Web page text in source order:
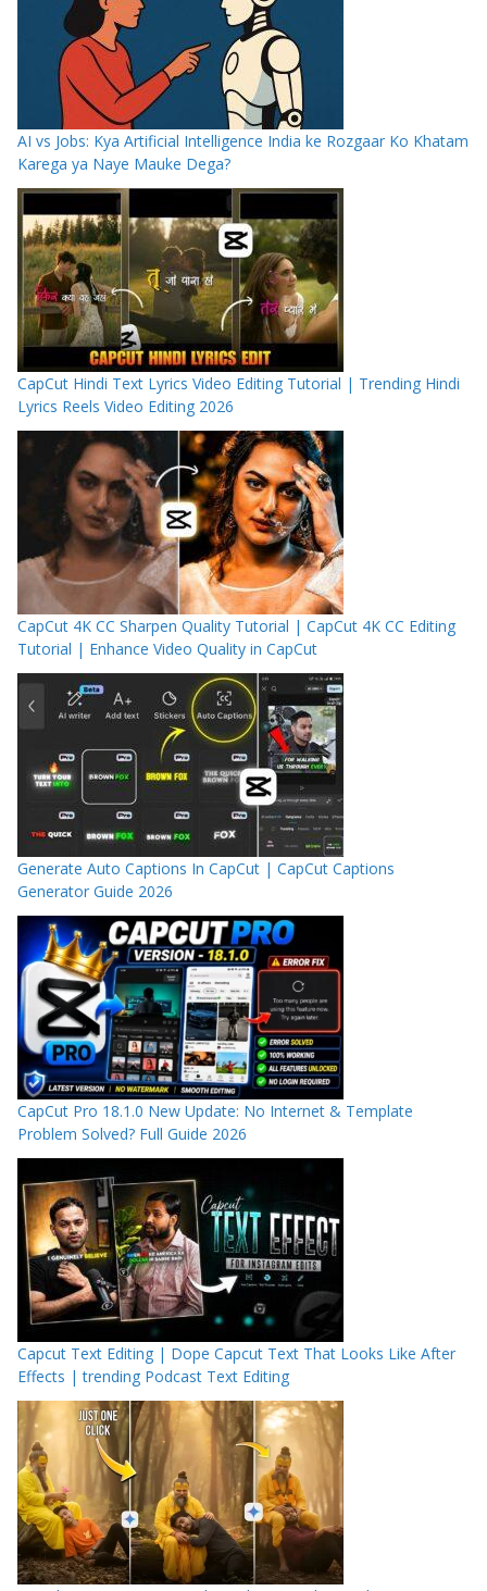
AI vs Jobs: Kya Artificial Intelligence India ke Rozgaar Ko Khatam
Karega ya Naye Mauke Dega?
CapCut Hindi Text Lyrics Video Editing Tutorial | Trending Hindi
Lyrics Reels Video Editing 2026
CapCut 4K CC Sharpen Quality Tutorial | CapCut 4K CC Editing
Tutorial | Enhance Video Quality in CapCut
Generate Auto Captions In CapCut | CapCut Captions
Generator Guide 2026
CapCut Pro 18.1.0 New Update: No Internet & Template
Problem Solved? Full Guide 2026
Capcut Text Editing | Dope Capcut Text That Looks Like After
Effects | trending Podcast Text Editing